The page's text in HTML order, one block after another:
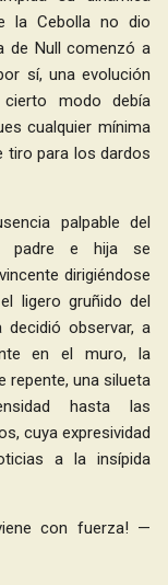
la Cebolla no dio
de Null comenzó a
sí, una evolución
cierto modo debía
cualquier mínima
tiro para los dardos
palpable del
padre e hija se
dirigiéndose
ligero gruñido del
observar, a
en el muro, la
repente, una silueta
hasta las
cuya expresividad
a la insípida
con fuerza! —